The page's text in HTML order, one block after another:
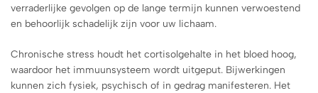
verraderlijke gevolgen op de lange termijn kunnen verwoestend
en behoorlijk schadelijk zijn voor uw lichaam.
Chronische stress houdt het cortisolgehalte in het bloed hoog,
waardoor het immuunsysteem wordt uitgeput. Bijwerkingen
kunnen zich fysiek, psychisch of in gedrag manifesteren. Het